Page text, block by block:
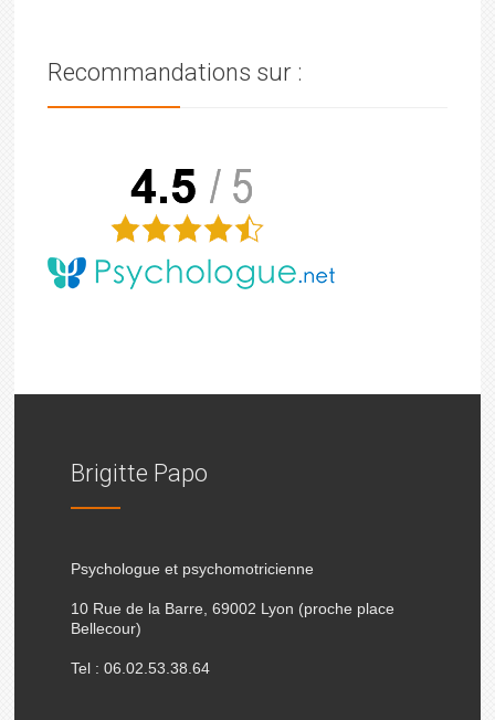
Recommandations sur :
Brigitte Papo
Psychologue et psychomotricienne
10 Rue de la Barre, 69002 Lyon (proche place
Bellecour)
Tel : 06.02.53.38.64